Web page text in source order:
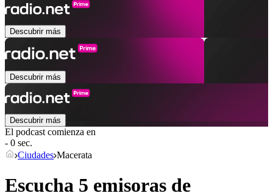
Descubrir más
Descubrir más
Descubrir más
El podcast comienza en
- 0 sec.
Ciudades Macerata
Escucha 5 emisoras de